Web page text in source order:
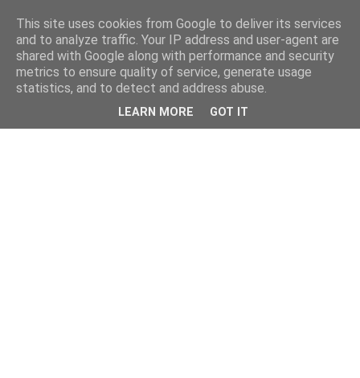
This site uses cookies from Google to deliver its services
and to analyze traffic. Your IP address and user-agent are
shared with Google along with performance and security
metrics to ensure quality of service, generate usage
statistics, and to detect and address abuse.
LEARN MORE GOT IT